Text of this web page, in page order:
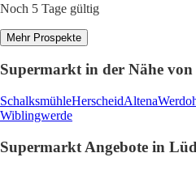
Noch 5 Tage gültig
Mehr Prospekte
Supermarkt in der Nähe von
SchalksmühleHerscheidAltena
Wiblingwerde
Supermarkt Angebote in